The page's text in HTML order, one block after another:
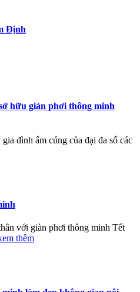
Định
hữu giàn phơi thông minh
đình ấm cúng của đại đa số các
với giàn phơi thông minh Tết
thêm